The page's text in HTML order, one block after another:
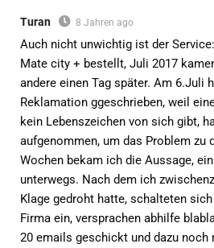
Turan 8 Jahren ago
Auch nicht unwichtig ist der
Mate city + bestellt, Juli 2017
andere einen Tag später. Am 6.Juli
Reklamation ggeschrieben, weil
kein Lebenszeichen von sich gibt,
aufgenommen, um das Problem zu
Wochen bekam ich die Aussage,
unterwegs. Nach dem ich
Klage gedroht hatte, schalteten
Firma ein, versprachen abhilfe
20 emails geschickt und dazu noch